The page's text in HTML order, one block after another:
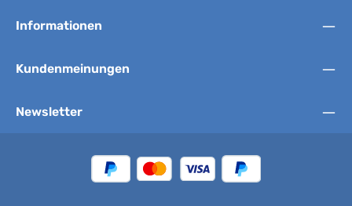
Informationen
Kundenmeinungen
Newsletter